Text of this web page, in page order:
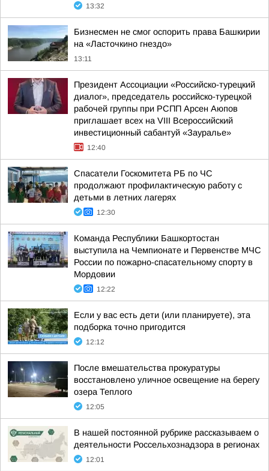
13:32
Бизнесмен не смог оспорить права Башкирии
на «Ласточкино гнездо»
13:11
Президент Ассоциации «Российско-турецкий
диалог», председатель российско-турецкой
рабочей группы при РСПП Арсен Аюпов
приглашает всех на VIII Всероссийский
инвестиционный сабантуй «Зауралье»
12:40
Спасатели Госкомитета РБ по ЧС
продолжают профилактическую работу с
детьми в летних лагерях
12:30
Команда Республики Башкортостан
выступила на Чемпионате и Первенстве МЧС
России по пожарно-спасательному спорту в
Мордовии
12:22
Если у вас есть дети (или планируете), эта
подборка точно пригодится
12:12
После вмешательства прокуратуры
восстановлено уличное освещение на берегу
озера Теплого
12:05
В нашей постоянной рубрике рассказываем о
деятельности Россельхознадзора в регионах
12:01